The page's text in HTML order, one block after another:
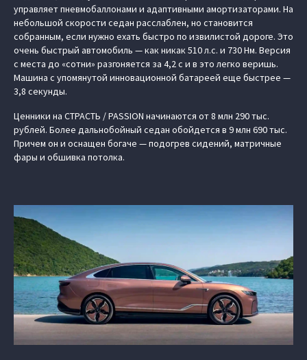
управляет пневмобаллонами и адаптивными амортизаторами. На
небольшой скорости седан расслаблен, но становится
собранным, если нужно ехать быстро по извилистой дороге. Это
очень быстрый автомобиль — как никак 510 л.с. и 730 Нм. Версия
с места до «сотни» разгоняется за 4,2 с и в это легко веришь.
Машина с упомянутой инновационной батареей еще быстрее —
3,8 секунды.
Ценники на СТРАСТЬ / PASSION начинаются от 8 млн 290 тыс.
рублей. Более дальнобойный седан обойдется в 9 млн 690 тыс.
Причем он и оснащен богаче — подогрев сидений, матричные
фары и обшивка потолка.